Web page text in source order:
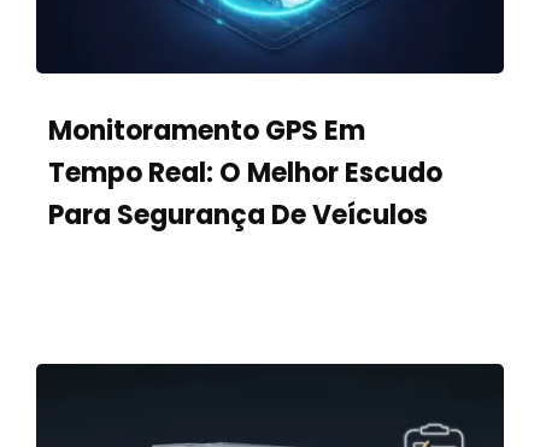
Monitoramento GPS Em
Tempo Real: O Melhor Escudo
Para Segurança De Veículos